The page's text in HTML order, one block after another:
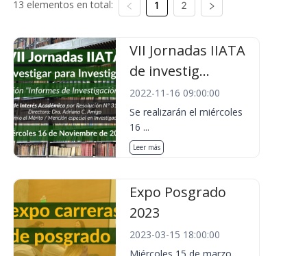
13 elementos en total: 1 2
VII Jornadas IIATA
de investig...
2022-11-16 09:00:00
Se realizarán el miércoles
16 ...
Leer más
Expo Posgrado
2023
2023-03-15 18:00:00